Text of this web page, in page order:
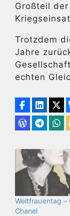
Großteil
Trotzdem
Jahre
echten
Weltfrauentag –
Chanel